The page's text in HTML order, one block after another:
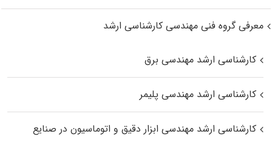
معرفی گروه فنی مهندسی کارشناسی ارشد
کارشناسی ارشد مهندسی برق
کارشناسی ارشد مهندسی پلیمر
کارشناسی ارشد مهندسی ابزار دقیق و اتوماسیون در صنایع